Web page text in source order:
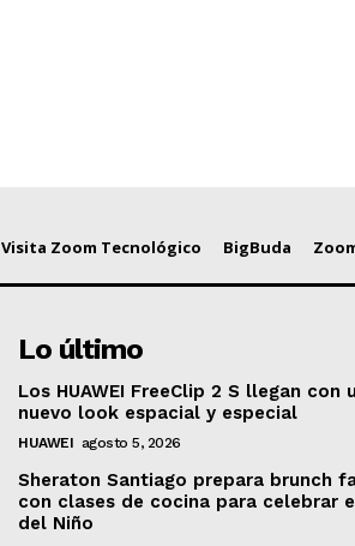
Visita Zoom Tecnológico BigBuda
Lo último
Los HUAWEI FreeClip 2 S llegan con
nuevo look espacial y especial
HUAWEI agosto 5, 2026
Sheraton Santiago prepara brunch
con clases de cocina para celebrar
del Niño